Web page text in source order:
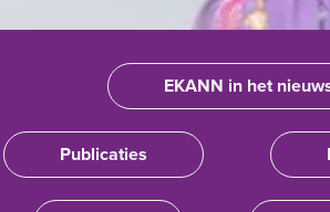
EKANN in het
Publicaties